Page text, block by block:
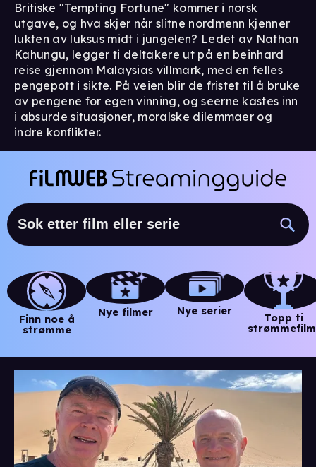
Britiske "Tempting Fortune" kommer i norsk
utgave, og hva skjer når slitne nordmenn kjenner
lukten av luksus midt i jungelen? Ledet av Nathan
Kahungu, legger ti deltakere ut på en beinhard
reise gjennom Malaysias villmark, med en felles
pengepott i sikte. På veien blir de fristet til å bruke
av pengene for egen vinning, og seerne kastes inn
i absurde situasjoner, moralske dilemmaer og
indre konflikter.
Finn noe å
strømme
Nye filmer Nye serier
Topp ti